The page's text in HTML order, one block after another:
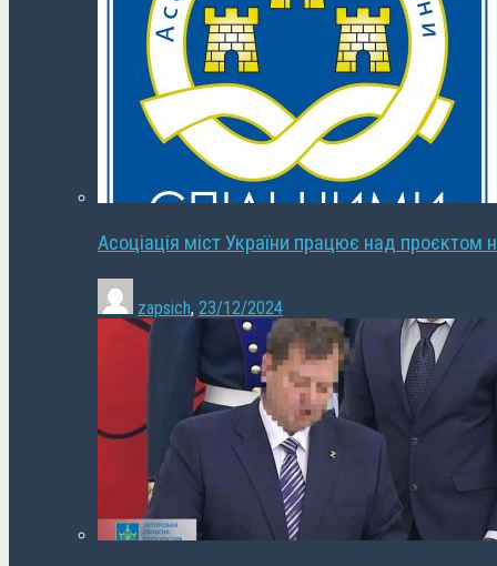
Асоціація міст України працює над проєктом
zapsich, 23/12/2024